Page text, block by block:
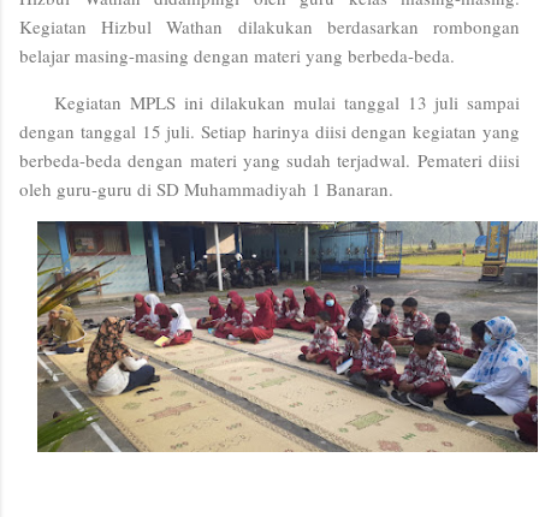
Kegiatan Hizbul Wathan dilakukan berdasarkan rombongan
belajar masing-masing dengan materi yang berbeda-beda.
Kegiatan MPLS ini dilakukan mulai tanggal 13 juli sampai
dengan tanggal 15 juli. Setiap harinya diisi dengan kegiatan yang
berbeda-beda dengan materi yang sudah terjadwal. Pemateri diisi
oleh guru-guru di SD Muhammadiyah 1 Banaran.